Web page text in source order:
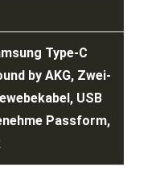
Type-C
by AKG, Zwei-
USB
Passform,